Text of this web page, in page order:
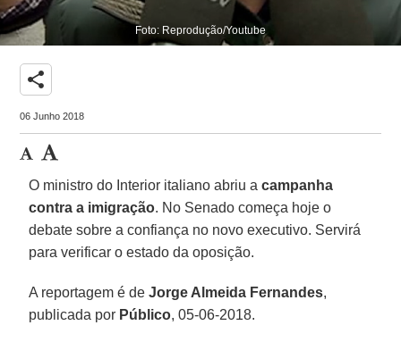
Foto: Reprodução/Youtube
share
06 Junho 2018
O ministro do Interior italiano abriu acampanha
contra a imigração. No Senado começa hoje o
debate sobre a confiança no novo executivo. Servirá
para verificar o estado da oposição.
A reportagem é deJorge Almeida Fernandes,
publicada por Público, 05-06-2018.